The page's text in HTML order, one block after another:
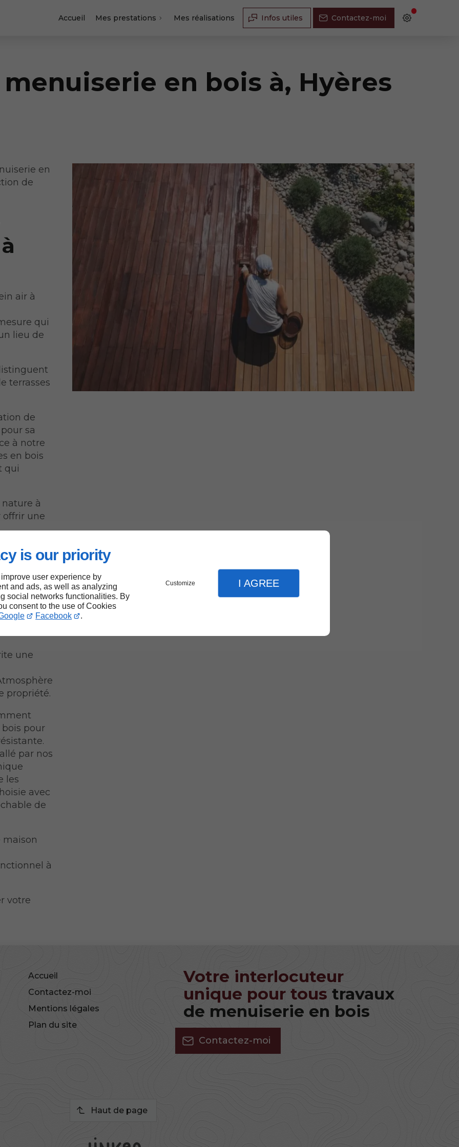
is our priority
user experience by
and ads, as well as analyzing
social networks functionalities. By
consent to the use of Cookies
Facebook .
Customize I AGREE
Accueil Mes prestations Mes réalisations Infos utiles Contactez-moi
en bois à, Hyères
en
de
air à
qui
lieu de
terrasses
de
sa
à notre
en bois
qui
à
offrir une
à
une
propriété.
pour
par nos
les
avec
de
maison
à
votre
Accueil
Contactez-moi
Mentions légales
Plan du site
Votre interlocuteur
unique pour tous travaux
de menuiserie en bois
Contactez-moi
Haut de page